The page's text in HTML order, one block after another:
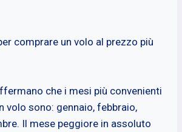
comprare un volo al prezzo più
che i mesi più convenienti
volo sono: gennaio, febbraio,
Il mese peggiore in assoluto